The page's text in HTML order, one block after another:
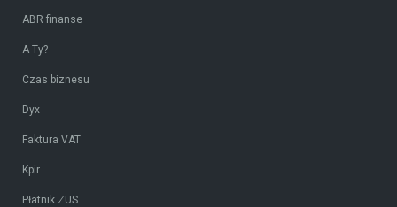
ABR finanse
A Ty?
Czas biznesu
Dyx
Faktura VAT
Kpir
Płatnik ZUS